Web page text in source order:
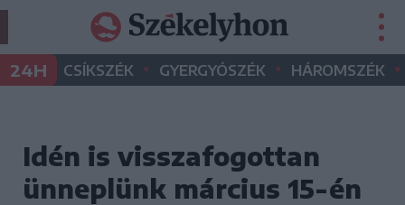
24H CSÍKSZÉK • GYERGYÓSZÉK • HÁROMSZÉK •
Idén is visszafogottan
ünneplünk március 15-én